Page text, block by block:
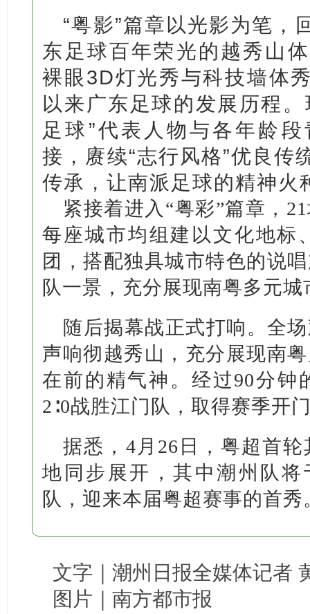
“粤影”篇章以光影为笔，
东足球百年荣光的越秀山
裸眼3D灯光秀与科技墙体
以来广东足球的发展历程
足球”代表人物与各年龄
接，赓续“志行风格”优良传
传承，让南派足球的精神火
紧接着进入“粤彩”篇章，
每座城市均组建以文化地标
团，搭配独具城市特色的说
队一景，充分展现南粤多元
随后揭幕战正式打响。全
声响彻越秀山，充分展现南
在前的精气神。经过90分钟
2∶0战胜江门队，取得赛季开
据悉，4月26日，粤超首
地同步展开，其中潮州队
队，迎来本届粤超赛事的首秀
文字｜潮州日报全媒体记者
图片｜南方都市报